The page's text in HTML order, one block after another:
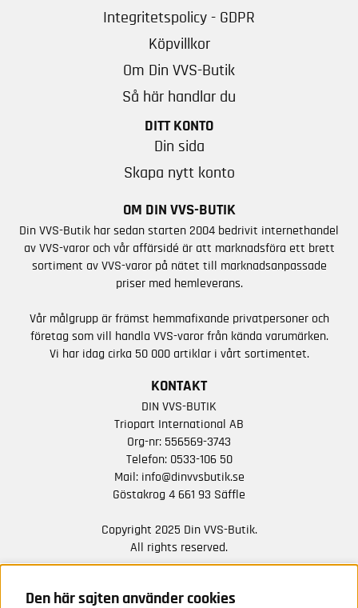
Integritetspolicy - GDPR
Köpvillkor
Om Din VVS-Butik
Så här handlar du
DITT KONTO
Din sida
Skapa nytt konto
OM DIN VVS-BUTIK
Din VVS-Butik har sedan starten 2004 bedrivit internethandel
av VVS-varor och vår affärsidé är att marknadsföra ett brett
sortiment av VVS-varor på nätet till marknadsanpassade
priser med hemleverans.
Vår målgrupp är främst hemmafixande privatpersoner och
företag som vill handla VVS-varor från kända varumärken.
Vi har idag cirka 50 000 artiklar i vårt sortimentet.
KONTAKT
DIN VVS-BUTIK
Triopart International AB
Org-nr: 556569-3743
Telefon: 0533-106 50
Mail: info@dinvvsbutik.se
Göstakrog 4 661 93 Säffle
Copyright 2025 Din VVS-Butik.
All rights reserved.
NYHETER FRÅN OSS
Den här sajten använder cookies